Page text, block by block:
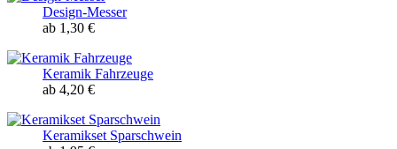
Design-Messer
ab 1,30 €
Keramik Fahrzeuge
ab 4,20 €
Keramikset Sparschwein